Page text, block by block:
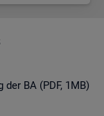
BA (PDF, 1MB)